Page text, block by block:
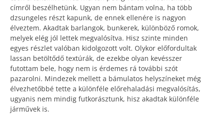
címről beszélhetünk. Ugyan nem bántam volna, ha több
dzsungeles részt kapunk, de ennek ellenére is nagyon
élveztem. Akadtak barlangok, bunkerek, különböző romok,
melyek elég jól lettek megvalósítva. Hisz szinte minden
egyes részlet valóban kidolgozott volt. Olykor előfordultak
lassan betöltődő textúrák, de ezekbe olyan kevésszer
futottam bele, hogy nem is érdemes rá további szót
pazarolni. Mindezek mellett a bámulatos helyszíneket még
élvezhetőbbé tette a különféle előrehaladási megvalósítás,
ugyanis nem mindig futkorásztunk, hisz akadtak különféle
járművek is.